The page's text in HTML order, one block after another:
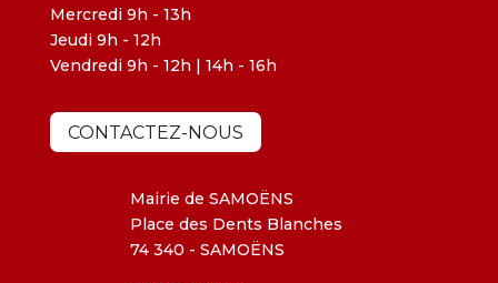
Mercredi 9h - 13h
Jeudi 9h - 12h
Vendredi 9h - 12h | 14h - 16h
CONTACTEZ-NOUS
Mairie de SAMOËNS
Place des Dents Blanches
74 340 - SAMOËNS